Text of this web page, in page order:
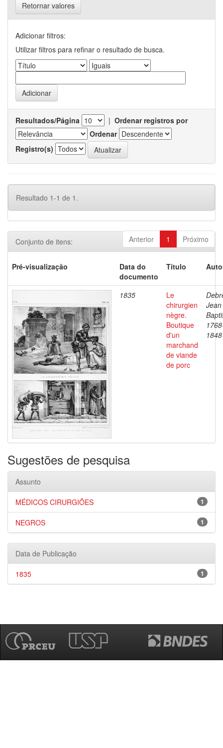
Retornar valores
Adicionar filtros:
Utilizar filtros para refinar o resultado de busca.
Resultados/Página | Ordenar registros por
Ordenar
Registro(s)
Resultado 1-1 de 1.
Anterior 1 Próximo
Conjunto de itens:
Pré-visualização
Data do
documento
Título
1835
Le
chirurgien
nègre.
Boutique
d'un
marchand
de viande
de porc
Jean
1848
Sugestões de pesquisa
Assunto
1
MÉDICOS CIRURGIÕES
1
NEGROS
Data de Publicação
1
1835